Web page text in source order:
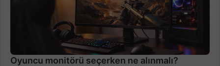
Oyuncu monitörü seçerken ne alınmalı?